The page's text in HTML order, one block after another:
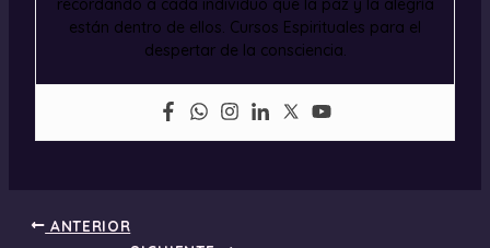
recordando a cada individuo que la paz y la alegría
están dentro de ellos. Cursos Espirituales para el
despertar de la consciencia.
ANTERIOR